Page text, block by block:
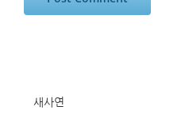
새사연